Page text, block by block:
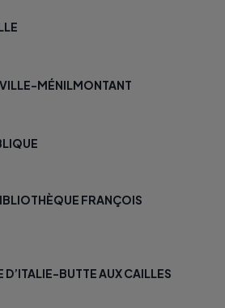
MÉNILMONTANT
FRANÇOIS
D’ITALIE-BUTTE AUX CAILLES